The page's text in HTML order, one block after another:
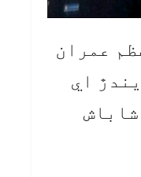
عمران
اي